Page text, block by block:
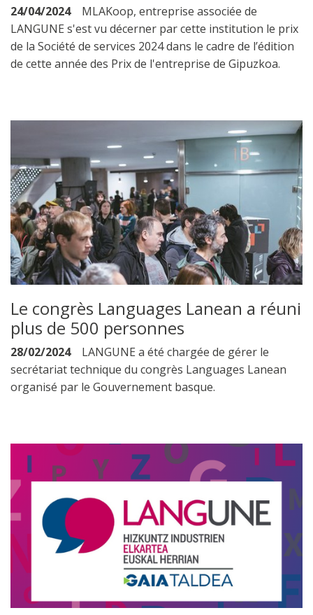
24/04/2024
MLAKoop, entreprise associée de
LANGUNE s'est vu décerner par cette institution le prix
de la Société de services 2024 dans le cadre de l’édition
de cette année des Prix de l'entreprise de Gipuzkoa.
Le congrès Languages Lanean a réuni
plus de 500 personnes
28/02/2024
LANGUNE a été chargée de gérer le
secrétariat technique du congrès Languages Lanean
organisé par le Gouvernement basque.